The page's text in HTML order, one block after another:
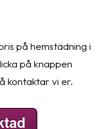
på hemstädning i
på knappen
kontaktar vi er.